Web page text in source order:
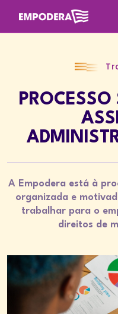
PROCESSO
A Empodera está à
organizada e
trabalhar para o
direitos de